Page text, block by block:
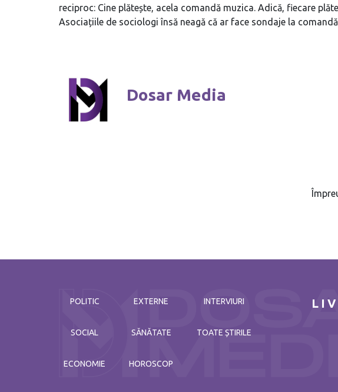
reciproc: Cine plătește, acela comandă muzica. Adică, fiecare
Asociațiile de sociologi însă neagă că ar face sondaje la
Dosar Media
POLITIC
SOCIAL
ECONOMIE
EXTERNE
SĂNĂTATE
HOROSCOP
INTERVIURI
TOATE ȘTIRILE